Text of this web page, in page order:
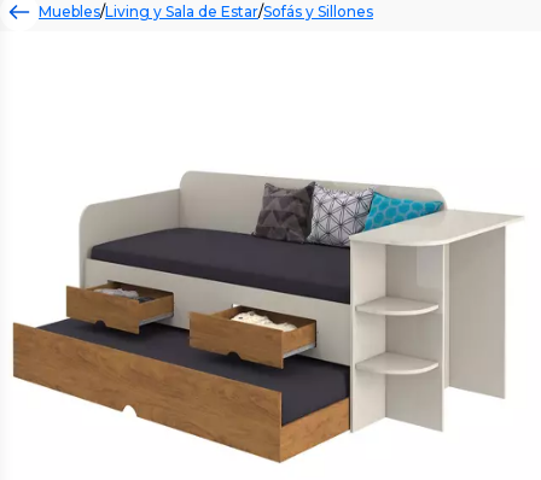
Muebles/Living y Sala de Estar/Sofás y Sillones